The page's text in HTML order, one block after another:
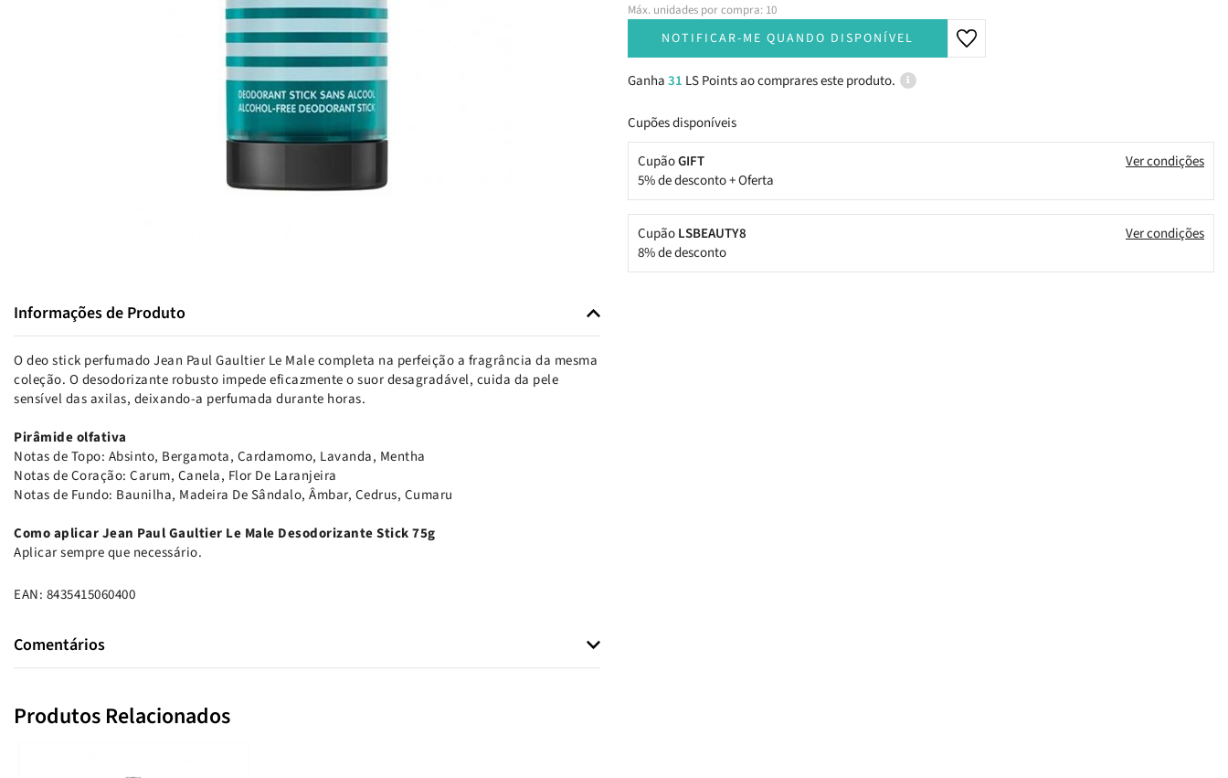
Informações de Produto
O deo stick perfumado Jean Paul Gaultier Le Male completa na perfeição a fragrância da mesma
coleção. O desodorizante robusto impede eficazmente o suor desagradável, cuida da pele
sensível das axilas, deixando-a perfumada durante horas.
Pirâmide olfativa
Notas de Topo: Absinto, Bergamota, Cardamomo, Lavanda, Mentha
Notas de Coração: Carum, Canela, Flor De Laranjeira
Notas de Fundo: Baunilha, Madeira De Sândalo, Âmbar, Cedrus, Cumaru
Como aplicar Jean Paul Gaultier Le Male Desodorizante Stick 75g
Aplicar sempre que necessário.
EAN: 8435415060400
Comentários
Máx. unidades por compra: 10
NOTIFICAR-ME QUANDO DISPONÍVEL
Ganha31 LS Points ao comprares este produto.
Cupões disponíveis
CupãoGIFT
5% de desconto + Oferta
Ver condições
CupãoLSBEAUTY8
8% de desconto
Ver condições
Produtos Relacionados